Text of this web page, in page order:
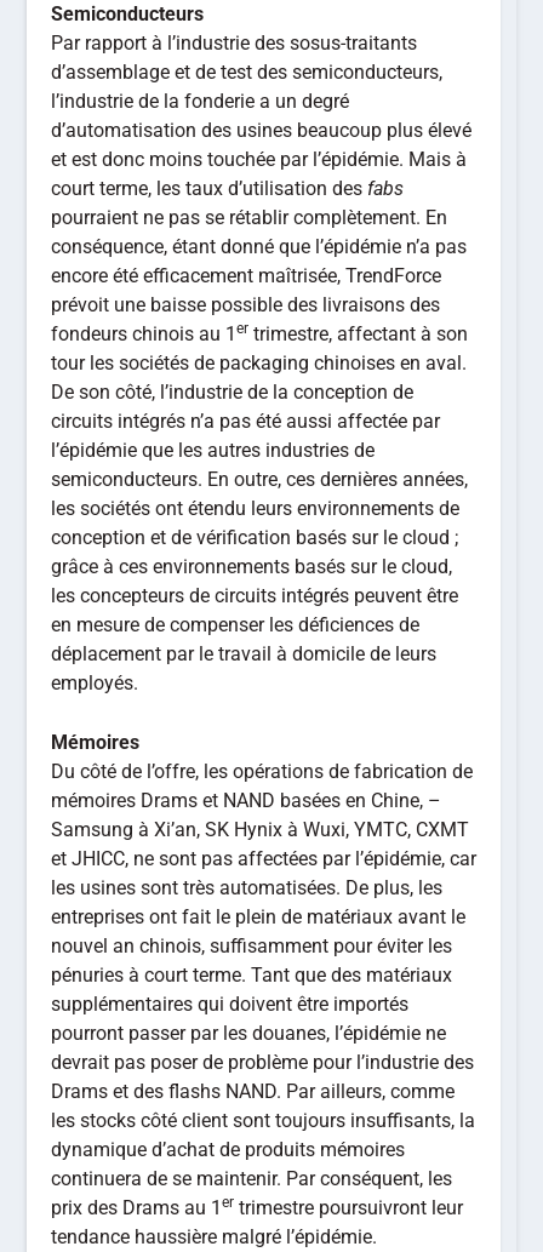
Semiconducteurs
Par rapport à l’industrie des sosus-traitants
d’assemblage et de test des semiconducteurs,
l’industrie de la fonderie a un degré
d’automatisation des usines beaucoup plus élevé
et est donc moins touchée par l’épidémie. Mais à
court terme, les taux d’utilisation des fabs
pourraient ne pas se rétablir complètement. En
conséquence, étant donné que l’épidémie n’a pas
encore été efficacement maîtrisée, TrendForce
prévoit une baisse possible des livraisons des
fondeurs chinois au 1er trimestre, affectant à son
tour les sociétés de packaging chinoises en aval.
De son côté, l’industrie de la conception de
circuits intégrés n’a pas été aussi affectée par
l’épidémie que les autres industries de
semiconducteurs. En outre, ces dernières années,
les sociétés ont étendu leurs environnements de
conception et de vérification basés sur le cloud ;
grâce à ces environnements basés sur le cloud,
les concepteurs de circuits intégrés peuvent être
en mesure de compenser les déficiences de
déplacement par le travail à domicile de leurs
employés.
Mémoires
Du côté de l’offre, les opérations de fabrication de
mémoires Drams et NAND basées en Chine, –
Samsung à Xi’an, SK Hynix à Wuxi, YMTC, CXMT
et JHICC, ne sont pas affectées par l’épidémie, car
les usines sont très automatisées. De plus, les
entreprises ont fait le plein de matériaux avant le
nouvel an chinois, suffisamment pour éviter les
pénuries à court terme. Tant que des matériaux
supplémentaires qui doivent être importés
pourront passer par les douanes, l’épidémie ne
devrait pas poser de problème pour l’industrie des
Drams et des flashs NAND. Par ailleurs, comme
les stocks côté client sont toujours insuffisants, la
dynamique d’achat de produits mémoires
continuera de se maintenir. Par conséquent, les
prix des Drams au 1er trimestre poursuivront leur
tendance haussière malgré l’épidémie.